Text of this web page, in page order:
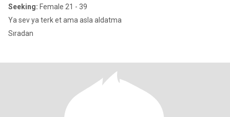
Seeking: Female 21 - 39
Ya sev ya terk et ama asla aldatma
Sıradan